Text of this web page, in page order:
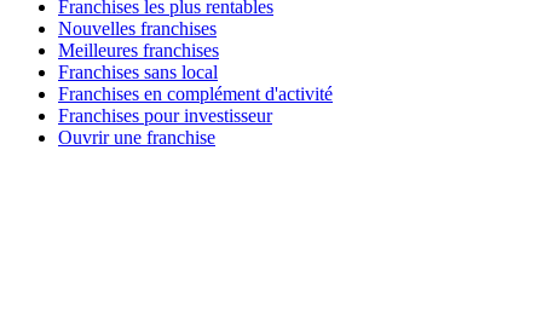
Franchises les plus rentables
Nouvelles franchises
Meilleures franchises
Franchises sans local
Franchises en complément d'activité
Franchises pour investisseur
Ouvrir une franchise